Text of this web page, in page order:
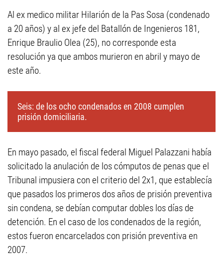
Al ex medico militar Hilarión de la Pas Sosa (condenado
a 20 años) y al ex jefe del Batallón de Ingenieros 181,
Enrique Braulio Olea (25), no corresponde esta
resolución ya que ambos murieron en abril y mayo de
este año.
Seis: de los ocho condenados en 2008 cumplen
prisión domiciliaria.
En mayo pasado, el fiscal federal Miguel Palazzani había
solicitado la anulación de los cómputos de penas que el
Tribunal impusiera con el criterio del 2x1, que establecía
que pasados los primeros dos años de prisión preventiva
sin condena, se debían computar dobles los días de
detención. En el caso de los condenados de la región,
estos fueron encarcelados con prisión preventiva en
2007.